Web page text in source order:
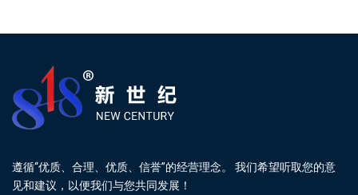
遵循“优质、合理、优质、信誉”的经营理念。 我们希望听取您的意
见和建议，以便我们与您共同发展！